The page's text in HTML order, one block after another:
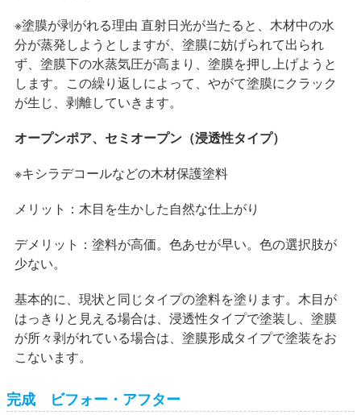
※塗膜が剥がれる理由 直射日光が当たると、木材中の水
分が蒸発しようとしますが、塗膜に妨げられて出られ
ず、塗膜下の水蒸気圧が高まり、塗膜を押し上げようと
します。この繰り返しによって、やがて塗膜にクラック
が生じ、剥離していきます。
オープンポア、セミオープン（浸透性タイプ）
※キシラデコールなどの木材保護塗料
メリット：木目を生かした自然な仕上がり
デメリット：塗料が高価。色あせが早い。色の選択肢が
少ない。
基本的に、現状と同じタイプの塗料を塗ります。木目が
はっきりと見える場合は、浸透性タイプで塗装し、塗膜
が所々剥がれている場合は、塗膜形成タイプで塗装をお
こないます。
完成 ビフォー・アフター